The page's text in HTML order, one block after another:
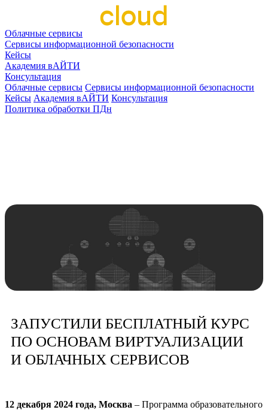
Облачные сервисы
Сервисы информационной безопасности
Кейсы
Академия вАЙТИ
Консультация
Облачные сервисы Сервисы информационной безопасности
Кейсы Академия вАЙТИ Консультация
Политика обработки ПДн
ЗАПУСТИЛИ БЕСПЛАТНЫЙ КУРС
ПО ОСНОВАМ ВИРТУАЛИЗАЦИИ
И ОБЛАЧНЫХ СЕРВИСОВ
12 декабря 2024 года, Москва – Программа образовательного